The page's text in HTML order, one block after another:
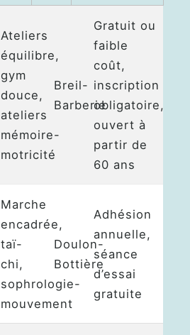
Ateliers
équilibre,
gym
douce,
ateliers
mémoire-
motricité
Breil-
Barberie
Gratuit ou
faible
coût,
inscription
obligatoire,
ouvert à
partir de
60 ans
Marche
encadrée,
taï-
chi,
sophrologie-
mouvement
Doulon-
Bottière
Adhésion
annuelle,
séance
d’essai
gratuite